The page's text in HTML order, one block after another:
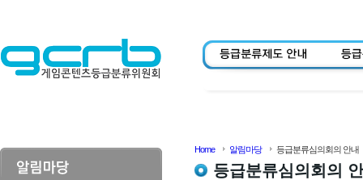
Home 알림마당 등급분류심의회의 안내
등급분류심의회의